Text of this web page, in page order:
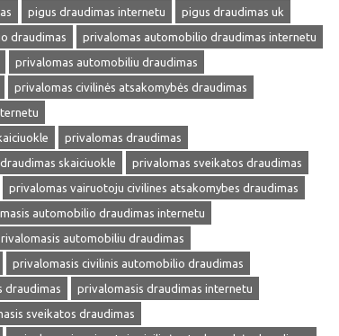
pigus draudimas internetu
pigus draudimas uk
draudimas
privalomas automobilio draudimas internetu
privalomas automobiliu draudimas
privalomas civilinės atsakomybės draudimas
privalomas draudimas
skaiciuokle
privalomas sveikatos draudimas
privalomas vairuotoju civilines atsakomybes draudimas
automobilio draudimas internetu
automobiliu draudimas
privalomasis civilinis automobilio draudimas
draudimas
privalomasis draudimas internetu
sveikatos draudimas